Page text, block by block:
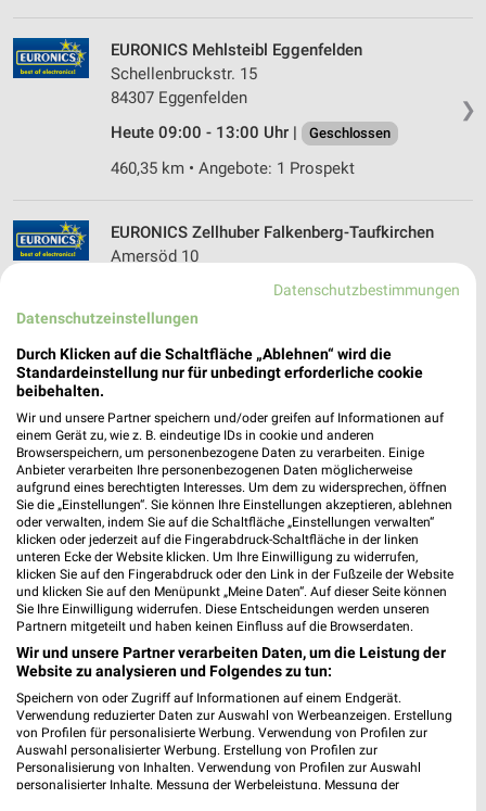
❯
EURONICS Mehlsteibl Eggenfelden
Schellenbruckstr. 15
84307 Eggenfelden
Heute 09:00 - 13:00 Uhr |
Geschlossen
460,35 km • Angebote: 1 Prospekt
EURONICS Zellhuber Falkenberg-Taufkirchen
Amersöd 10
84326 Falkenberg-Taufkirchen
Heute 08:00 - 12:00 Uhr |
458,38 km • Angebote: 1 Prospekt
EP:Fritz Laxganger Obing
Wasserburger Str.14a-16
83119 Obing
Heute 08:30 - 12:00 Uhr |
Geschlossen
507,46 km • Angebote: 2 Prospekte
EURONICS Mehlsteibl Falkenberg
Eggenfeldener Str. 23
84326 Falkenberg
Heute 08:00 - 12:00 Uhr | Geschlossen
453,74 km • Angebote: 1 Prospekt
EP:Seidl Traunstein
Datenschutzbestimmungen
Datenschutzeinstellungen
Durch Klicken auf die Schaltfläche „Ablehnen“ wird die
Standardeinstellung nur für unbedingt erforderliche cookie
beibehalten.
Wir und unsere Partner speichern und/oder greifen auf Informationen auf
einem Gerät zu, wie z. B. eindeutige IDs in cookie und anderen
Browserspeichern, um personenbezogene Daten zu verarbeiten. Einige
Anbieter verarbeiten Ihre personenbezogenen Daten möglicherweise
aufgrund eines berechtigten Interesses. Um dem zu widersprechen, öffnen
Sie die „Einstellungen“. Sie können Ihre Einstellungen akzeptieren, ablehnen
oder verwalten, indem Sie auf die Schaltfläche „Einstellungen verwalten“
klicken oder jederzeit auf die Fingerabdruck-Schaltfläche in der linken
unteren Ecke der Website klicken. Um Ihre Einwilligung zu widerrufen,
klicken Sie auf den Fingerabdruck oder den Link in der Fußzeile der Website
und klicken Sie auf den Menüpunkt „Meine Daten“. Auf dieser Seite können
Sie Ihre Einwilligung widerrufen. Diese Entscheidungen werden unseren
Partnern mitgeteilt und haben keinen Einfluss auf die Browserdaten.
Wir und unsere Partner verarbeiten Daten, um die Leistung der
Website zu analysieren und Folgendes zu tun:
Speichern von oder Zugriff auf Informationen auf einem Endgerät.
Verwendung reduzierter Daten zur Auswahl von Werbeanzeigen. Erstellung
von Profilen für personalisierte Werbung. Verwendung von Profilen zur
Auswahl personalisierter Werbung. Erstellung von Profilen zur
Personalisierung von Inhalten. Verwendung von Profilen zur Auswahl
personalisierter Inhalte. Messung der Werbeleistung. Messung der